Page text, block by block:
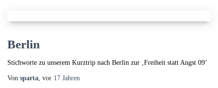
Berlin
Stichworte zu unserem Kurztrip nach Berlin zur ‚Freiheit statt Angst 09‘
Von sparta, vor 17 Jahren